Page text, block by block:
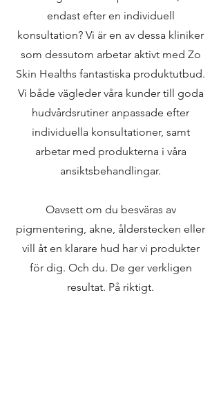
endast efter en individuell
konsultation? Vi är en av dessa kliniker
som dessutom arbetar aktivt med Zo
Skin Healths fantastiska produktutbud.
Vi både vägleder våra kunder till goda
hudvårdsrutiner anpassade efter
individuella konsultationer, samt
arbetar med produkterna i våra
ansiktsbehandlingar.
Oavsett om du besväras av
pigmentering, akne, ålderstecken eller
vill åt en klarare hud har vi produkter
för dig. Och du. De ger verkligen
resultat. På riktigt.